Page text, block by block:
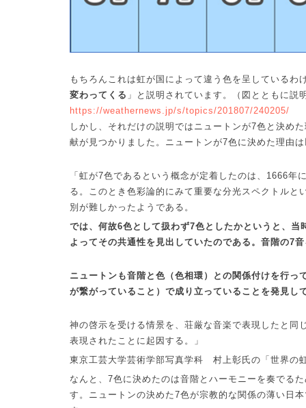
もちろんこれは虹が国によって違う色を呈しているわ
変わってくる 」と説明されています。（図とともに
https://weathernews.jp/s/topics/201807/240205/
しかし、それだけの説明ではニュートンが7色と決め
献が見つかりました。ニュートンが7色に決めた理由
「虹が7色であるという概念が定着したのは、 1666年
る。このとき色彩論的にみて重要な分光スペクトル
別が難しかったようである。
では、何故6色として扱わず7色としたかというと、当
よってその共通性を見出していたのである。音階の7
ニュートンも音階と色（色相環）との関係付けを行
が繋がっていること）で成り立っていることを発見し
神の啓示を受ける情景を、荘厳な音楽で表現したと同
表現されたことに起因する。」
東京工芸大学芸術学部写真学科 村上彰氏の「世界
なんと、 7色に決めたのは音階とハーモニーを奏でる
す。ニュートンの決めた7色が宗教的な関係の薄い日